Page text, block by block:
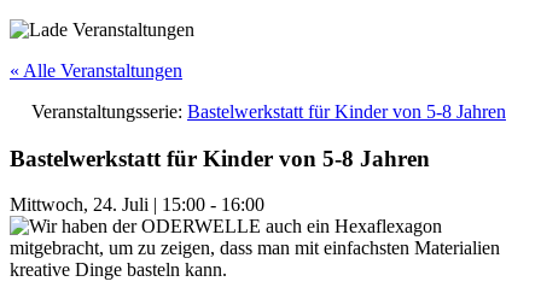
« Alle Veranstaltungen
Veranstaltungsserie: Bastelwerkstatt für Kinder von 5-8 Jahren
Bastelwerkstatt für Kinder von 5-8 Jahren
Mittwoch, 24. Juli | 15:00 - 16:00